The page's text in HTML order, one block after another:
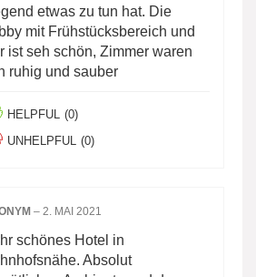
etwas zu tun hat. Die
mit Frühstücksbereich und
ist seh schön, Zimmer waren
ruhig und sauber
HELPFUL (0)
UNHELPFUL (0)
– 2. MAI 2021
schönes Hotel in
Absolut